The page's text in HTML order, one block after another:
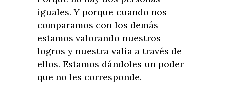
iguales. Y porque cuando nos
comparamos con los demás
estamos valorando nuestros
logros y nuestra valía a través de
ellos. Estamos dándoles un poder
que no les corresponde.